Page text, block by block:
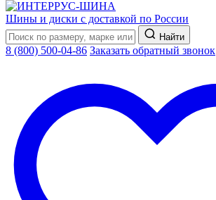
Шины и диски с доставкой по России
Найти
8 (800) 500-04-86 Заказать обратный звонок